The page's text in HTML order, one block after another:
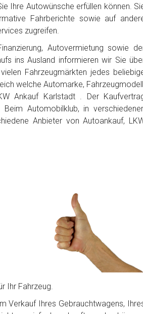
Ihre Autowünsche erfüllen können.
Fahrberichte sowie auf
zugreifen.
Autovermietung sowie
ins Ausland informieren wir Sie
Fahrzeugmärkten jedes
welche Automarke,
Ankauf Karlstadt . Der
Automobilklub, in
Anbieter von Autoankauf,
Ihr Fahrzeug.
Verkauf Ihres Gebrauchtwagens,